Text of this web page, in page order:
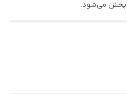
پخش می‌شود.